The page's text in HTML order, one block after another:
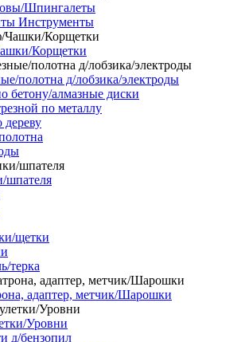
Шпингалеты
Инструменты
Корщетки
полотна д/лобзика/электроды
бетону/алмазные диски
по металлу
дереву
шпателя
щетки
терка
адаптер, метчик/Шарошки
Уровни
д/бензопил